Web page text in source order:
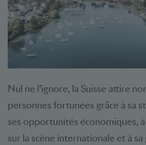
Nul ne l’ignore, la Suisse attire
personnes fortunées grâce à sa
ses opportunités économiques,
sur la scène internationale et à